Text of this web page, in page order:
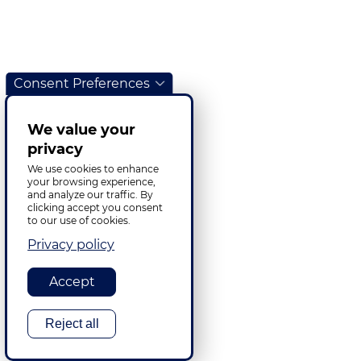
Consent Preferences
We value your
privacy
We use cookies to enhance
your browsing experience,
and analyze our traffic. By
clicking accept you consent
to our use of cookies.
Privacy policy
Accept
Reject all